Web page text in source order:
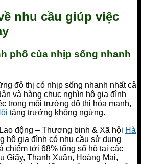
nhu cầu giúp việc
phố của nhịp sống nhanh
đô thị có nhịp sống nhanh nhất cả
và hàng chục nghìn hộ gia đình
trong môi trường đô thị hóa mạnh,
tăng trưởng không ngừng.
động – Thương binh & Xã hội Hà
hộ gia đình có nhu cầu sử dụng
chiếm tới 68% tổng số hộ tại các
Giấy, Thanh Xuân, Hoàng Mai,